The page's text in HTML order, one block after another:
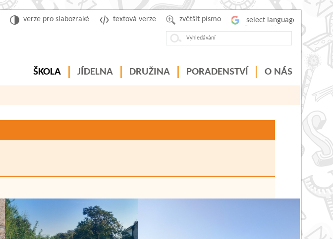
zvětšit písmo
textová verze
verze pro slabozraké
ŠKOLA JÍDELNA DRUŽINA PORADENSTVÍ O NÁS